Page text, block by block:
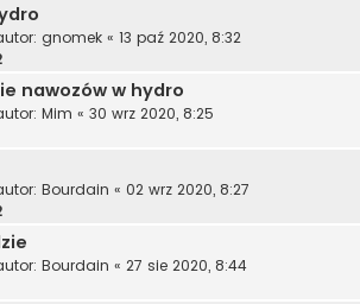
gnomek « 13 paź 2020, 8:32
nawozów w hydro
Mim « 30 wrz 2020, 8:25
Bourdain « 02 wrz 2020, 8:27
Bourdain « 27 sie 2020, 8:44